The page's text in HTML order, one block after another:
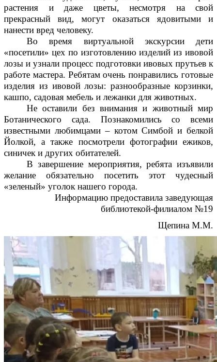
растения и даже цветы, несмотря на свой
прекрасный вид, могут оказаться ядовитыми и
нанести вред человеку.
Во время виртуальной экскурсии дети
«посетили» цех по изготовлению изделий из ивовой
лозы и узнали процесс подготовки ивовых прутьев к
работе мастера. Ребятам очень понравились готовые
изделия из ивовой лозы: разнообразные корзинки,
кашпо, садовая мебель и лежанки для животных.
Не оставили без внимания и животный мир
Ботанического сада. Познакомились со всеми
известными любимцами – котом Симбой и белкой
Йолкой, а также посмотрели фотографии ежиков,
синичек и других обитателей.
В завершение мероприятия, ребята изъявили
желание обязательно посетить этот чудесный
«зеленый» уголок нашего города.
Информацию предоставила заведующая
библиотекой-филиалом №19
Щепина М.М.